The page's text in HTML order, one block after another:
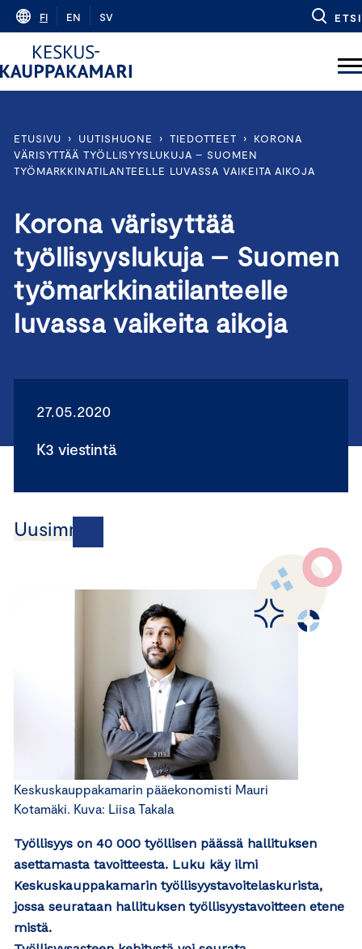
Skip
content
FI EN SV ETSI
ETUSIVU › UUTISHUONE › TIEDOTTEET ›
KORONA
VÄRISYTTÄÄ TYÖLLISYYSLUKUJA – SUOMEN
TYÖMARKKINATILANTEELLE LUVASSA VAIKEITA AIKOJA
Korona värisyttää
työllisyyslukuja – Suomen
työmarkkinatilanteelle
luvassa vaikeita aikoja
27.05.2020
K3 viestintä
Uusimmat
Keskuskauppakamarin pääekonomisti Mauri
Kotamäki. Kuva: Liisa Takala
Työllisyys on 40 000 työllisen päässä hallituksen
asettamasta tavoitteesta. Luku käy ilmi
Keskuskauppakamarin työllisyystavoitelaskurista,
jossa seurataan hallituksen työllisyystavoitteen etene
mistä.